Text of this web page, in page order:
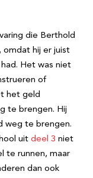
die Berthold
omdat hij er juist
Het was niet
of
het geld
te brengen. Hij
weg te brengen.
uit deel 3 niet
te runnen, maar
dan ook